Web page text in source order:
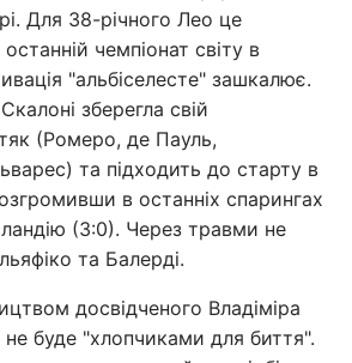
Для 38-річного Лео це
чемпіонат світу в
"альбіселесте" зашкалює.
зберегла свій
(Ромеро, де Пауль,
та підходить до старту в
в останніх спарингах
(3:0). Через травми не
та Балерді.
досвідченого Владіміра
буде "хлопчиками для биття".